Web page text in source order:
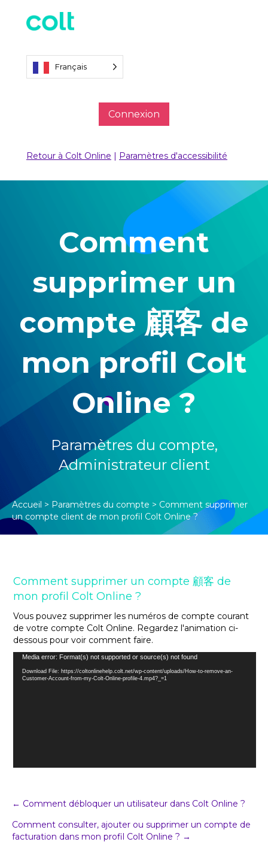
Français
Connexion
Retour à Colt Online Paramètres d'accessibilité
Comment
supprimer un
compte 顧客 de
mon profil Colt
Online ?
Paramètres du compte,
Administrateur client
Accueil > Paramètres du compte > Comment supprimer
un compte client de mon profil Colt Online ?
Comment supprimer un compte 顧客 de
mon profil Colt Online ?
Vous pouvez supprimer les numéros de compte courant
de votre compte Colt Online. Regardez l'animation ci-
dessous pour voir comment faire.
Video
Player
Media error: Format(s) not supported or source(s) not found
Download File: https://coltonlinehelp.colt.net/wp-content/uploads/How-to-remove-an-
Customer-Account-from-my-Colt-Online-profile-4.mp4?_=1
Post
navigation
← Comment débloquer un utilisateur dans Colt Online ?
Comment consulter, ajouter ou supprimer un compte de
facturation dans mon profil Colt Online ? →